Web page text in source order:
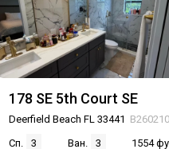
178 SE 5th Court SE
Deerfield Beach FL 33441
Сп.
3 Ван. 3 1554